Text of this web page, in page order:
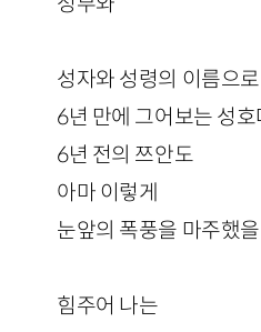
성자와 성령의 이름으
6년 만에 그어보는 성호
6년 전의 쯔안도
아마 이렇게
눈앞의 폭풍을 마주했
힘주어 나는